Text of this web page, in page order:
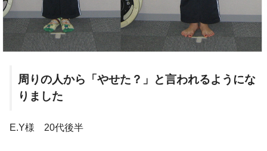
周りの人から「やせた？」と言われるようにな
りました
E.Y様 20代後半